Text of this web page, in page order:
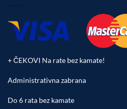
+ ČEKOVI Na rate bez kamate!
Administrativna zabrana
Do 6 rata bez kamate